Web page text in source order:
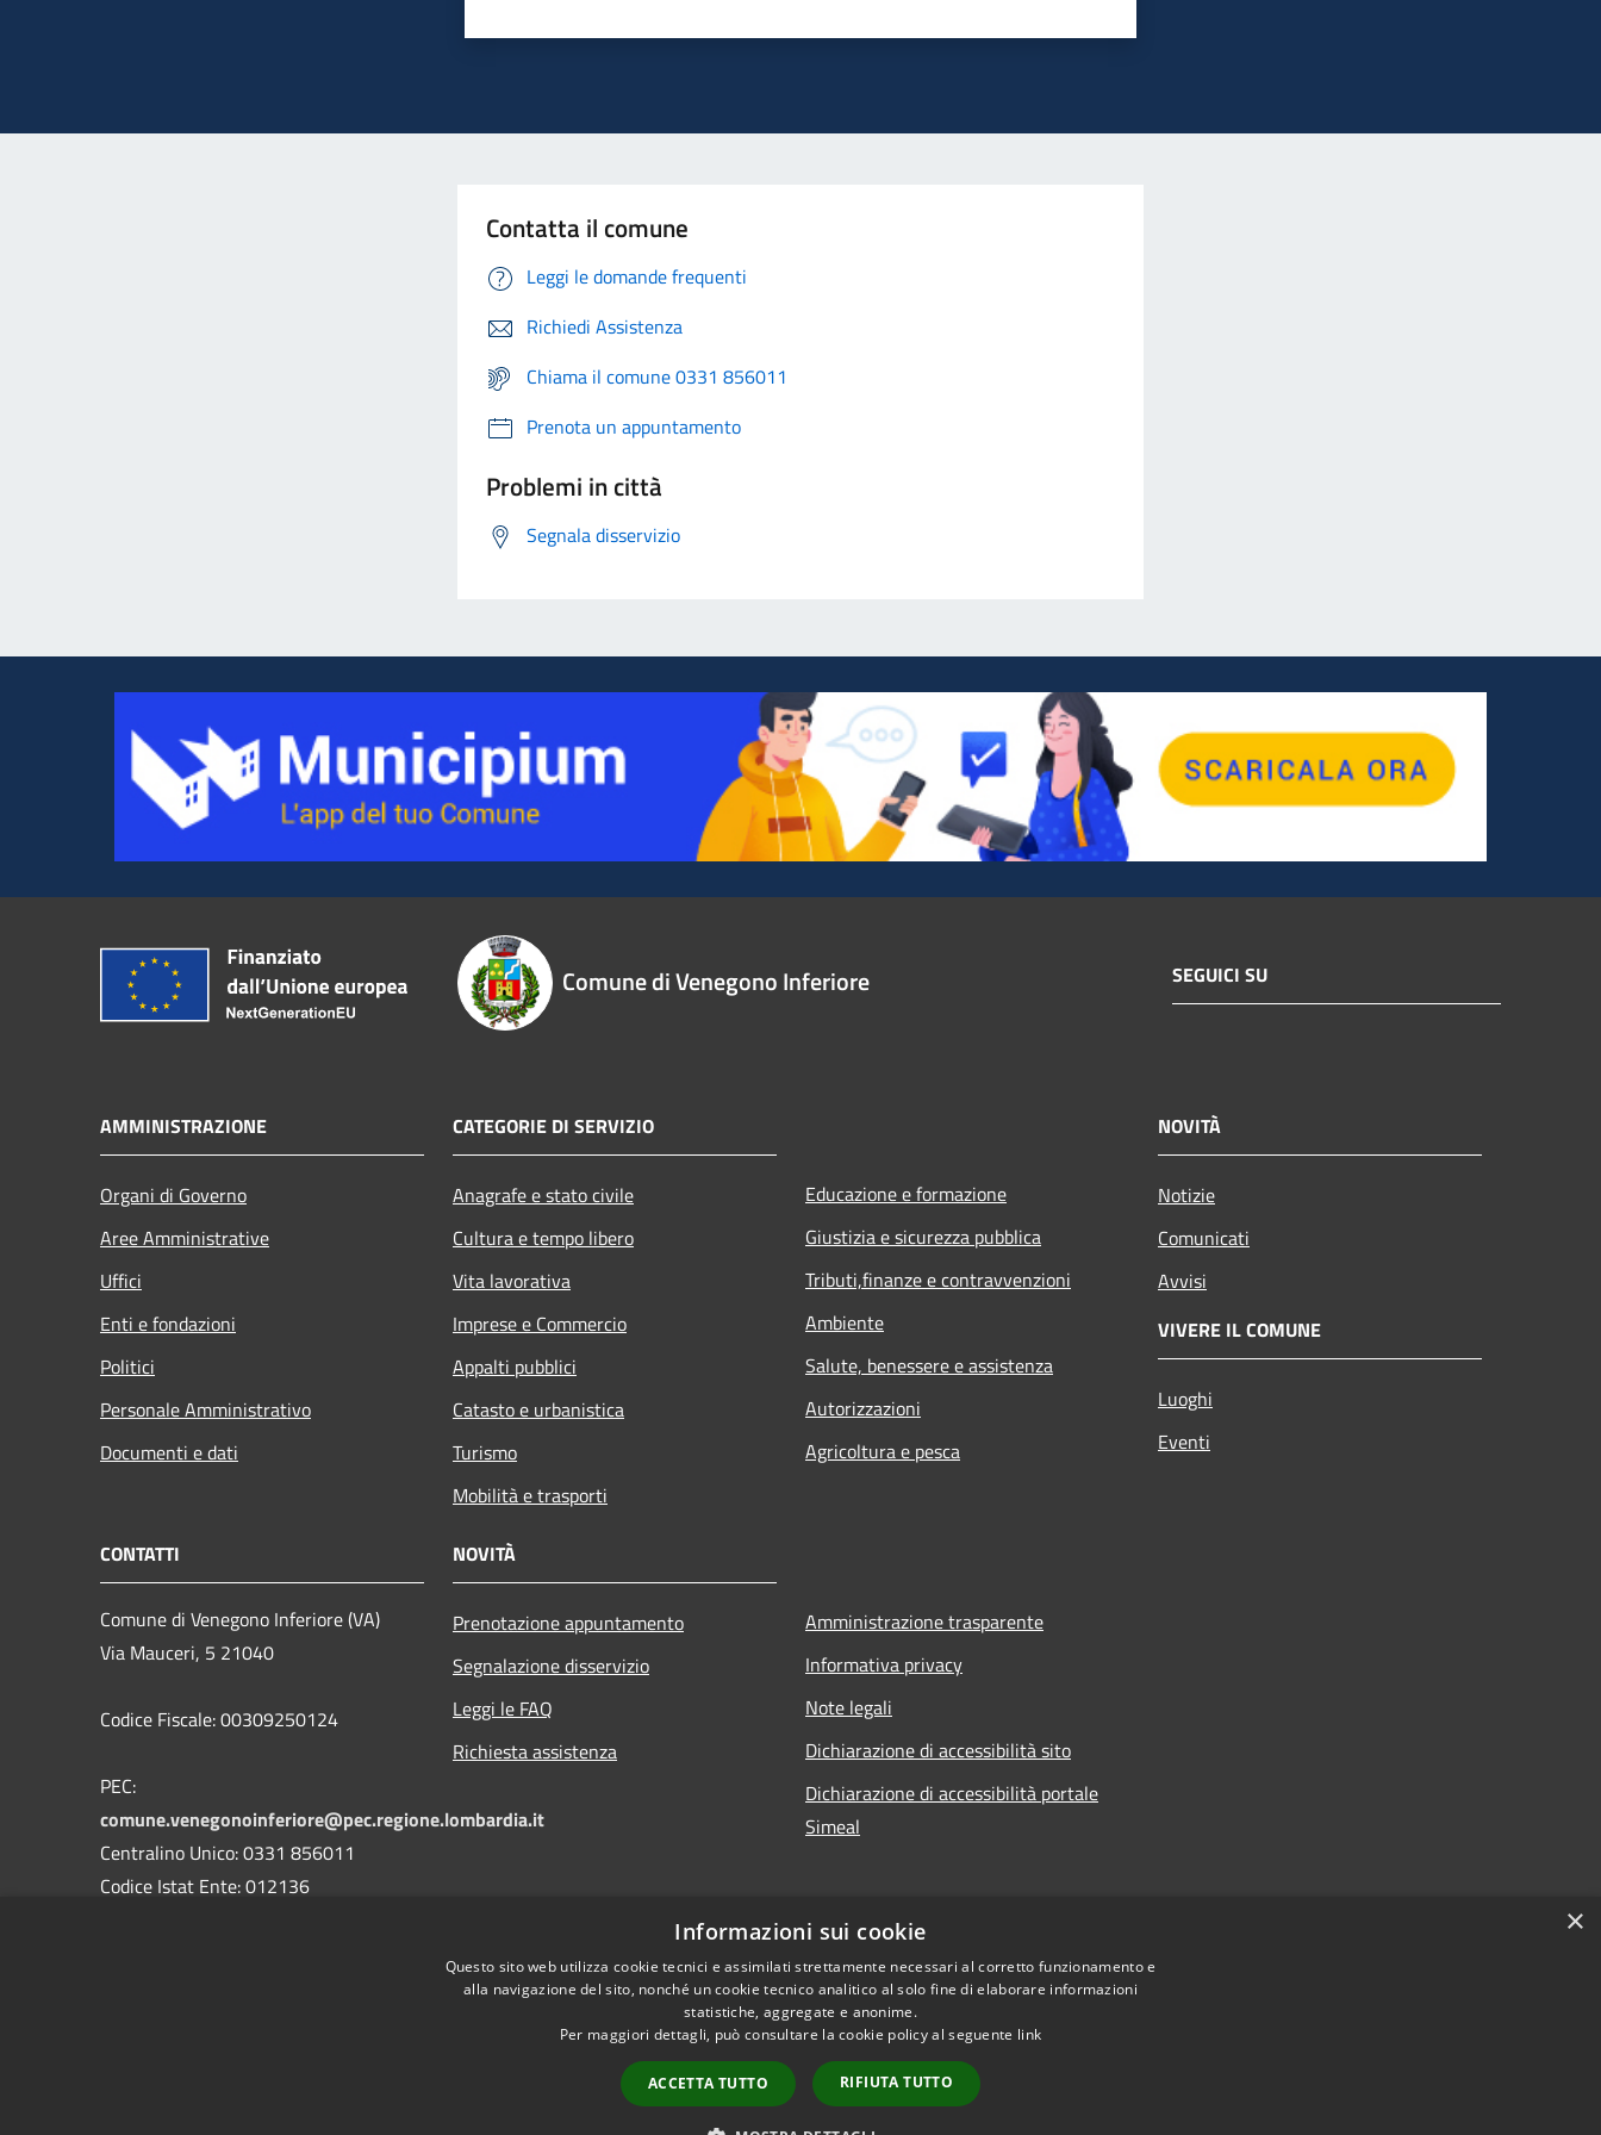
Contatta il comune
Leggi le domande frequenti
Richiedi Assistenza
Chiama il comune 0331 856011
Prenota un appuntamento
Problemi in città
Segnala disservizio
Comune di Venegono Inferiore SEGUICI SU
AMMINISTRAZIONE
Organi di Governo
Aree Amministrative
Uffici
Enti e fondazioni
Politici
Personale Amministrativo
Documenti e dati
CATEGORIE DI SERVIZIO
Anagrafe e stato civile
Cultura e tempo libero
Vita lavorativa
Imprese e Commercio
Appalti pubblici
Catasto e urbanistica
Turismo
Mobilità e trasporti
Educazione e formazione
Giustizia e sicurezza pubblica
Tributi,finanze e contravvenzioni
Ambiente
Salute, benessere e assistenza
Autorizzazioni
Agricoltura e pesca
NOVITÀ
Notizie
Comunicati
Avvisi
VIVERE IL COMUNE
Luoghi
Eventi
CONTATTI
Comune di Venegono Inferiore (VA)
Via Mauceri, 5 21040
Codice Fiscale: 00309250124
PEC:
comune.venegonoinferiore@pec.regione.lombardia.it
Centralino Unico: 0331 856011
Codice Istat Ente: 012136
NOVITÀ
Prenotazione appuntamento
Segnalazione disservizio
Leggi le FAQ
Richiesta assistenza
Amministrazione trasparente
Informativa privacy
Note legali
Dichiarazione di accessibilità sito
Dichiarazione di accessibilità portale
Simeal
Aree Riservate Copyright © 2026 • Comune di Venegono Inferiore • Powered by
×
Informazioni sui cookie
Questo sito web utilizza cookie tecnici e assimilati strettamente necessari al corretto funzionamento e
alla navigazione del sito, nonché un cookie tecnico analitico al solo fine di elaborare informazioni
statistiche, aggregate e anonime.
Per maggiori dettagli, può consultare la cookie policy al seguente link
ACCETTA TUTTO RIFIUTA TUTTO